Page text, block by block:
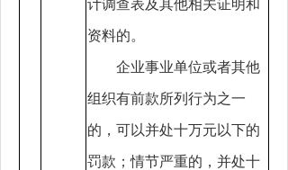
计调查表及其他相关证明和
资料的。
企业事业单位或者其他
组织有前款所列行为之一
的，可以并处十万元以下的
罚款；情节严重的，并处十